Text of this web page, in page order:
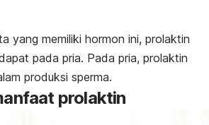
yang memiliki hormon ini, prolaktin
pada pria. Pada pria, prolaktin
produksi sperma.
prolaktin